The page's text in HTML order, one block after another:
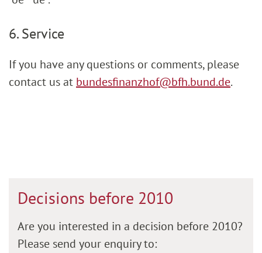
6. Service
If you have any questions or comments, please
contact us at bundesfinanzhof@bfh.bund.de.
Decisions before 2010
Are you interested in a decision before 2010?
Please send your enquiry to: